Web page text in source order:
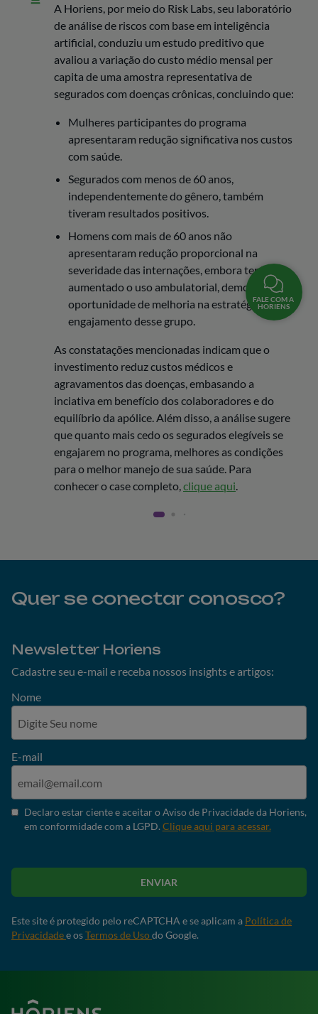
A Horiens, por meio do Risk Labs, seu laboratório
de análise de riscos com base em inteligência
artificial, conduziu um estudo preditivo que
avaliou a variação do custo médio mensal per
capita de uma amostra representativa de
segurados com doenças crônicas, concluindo que:
Mulheres participantes do programa
apresentaram redução significativa nos custos
com saúde.
Segurados com menos de 60 anos,
independentemente do gênero, também
tiveram resultados positivos.
Homens com mais de 60 anos não
apresentaram redução proporcional na
severidade das internações, embora tenham
aumentado o uso ambulatorial, demonstrando
oportunidade de melhoria na estratégia de
engajamento desse grupo.
As constatações mencionadas indicam que o
investimento reduz custos médicos e
agravamentos das doenças, embasando a
inciativa em benefício dos colaboradores e do
equilíbrio da apólice. Além disso, a análise sugere
que quanto mais cedo os segurados elegíveis se
engajarem no programa, melhores as condições
para o melhor manejo de sua saúde. Para
conhecer o case completo,clique aqui.
FALE COM A
HORIENS
Quer se conectar conosco?
Newsletter Horiens
Cadastre seu e-mail e receba nossos insights e artigos:
Nome
E-mail
Declaro estar ciente e aceitar o Aviso de Privacidade da Horiens,
em conformidade com a LGPD. Clique aqui para acessar.
ENVIAR
Este site é protegido pelo reCAPTCHA e se aplicam a Política de
Privacidadee osTermos de Usodo Google.